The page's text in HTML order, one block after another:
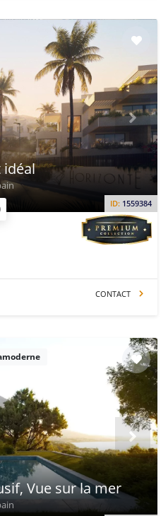
ID: 1559384
idéal
CONTACT
Vue sur la mer